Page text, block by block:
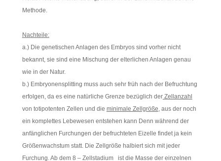
Methode.
Nachteile:
a.) Die genetischen Anlagen des Embryos sind vorher nicht
bekannt, sie sind eine Mischung der elterlichen Anlagen genau
wie in der Natur.
b.) Embryonensplitting muss auch sehr früh nach der Befruchtung
erfolgen, da es eine natürliche Grenze bezüglich derZellanzahl
von totipotenten Zellen und die minimale Zellgröße, aus der noch
ein komplettes Lebewesen entstehen kann Denn während der
anfänglichen Furchungen der befruchteten Eizelle findet ja kein
Größenwachstum statt. Die Zellgröße halbiert sich mit jeder
Furchung. Ab dem 8 – Zellstadium ist die Masse der einzelnen